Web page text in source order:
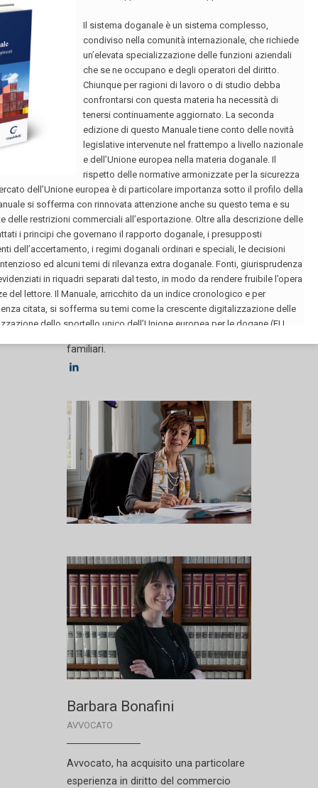
minorile nazionale, sezione di Verona.
Cura, all’interno di questa associazione,
i rapporti con le altre professionalità
che gravitano intorno alla cura delle
persone e della famiglia, con
particolare attenzione ai minori e ai
soggetti vulnerabili. È mediatore
familiare iscritto all’AIMEF, Associazione
italiana dei mediatori familiari, nonché
Mediatore civile e commerciale. Iscritta
dal 2010 ad OVMF-Organismo veronese
di mediazione forense, è socio
fondatore di Assamef associazione
mediatori forensi e ad Unam-Unione
nazionale avvocati per la mediazione.
Ha frequentato con profitto la Scuola di
alta formazione specialistica avvocati
familiari.
Barbara Bonafini
AVVOCATO
Avvocato, ha acquisito una particolare
esperienza in diritto del commercio